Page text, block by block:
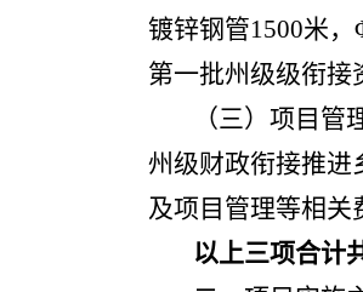
镀锌钢管1500米
第一批州级级衔接
（三）项目管
州级财政衔接推进
及项目管理等相关
以上三项合计